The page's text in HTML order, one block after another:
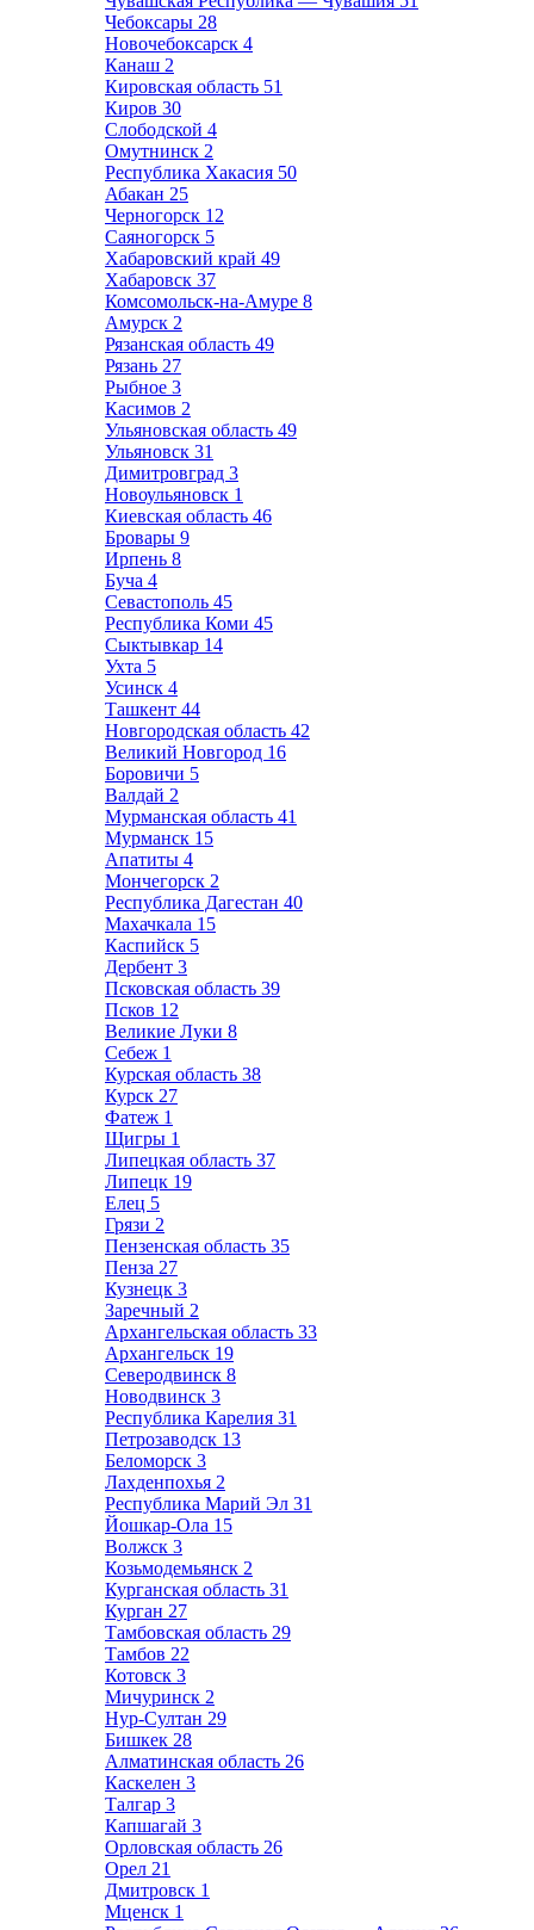
Чебоксары 28
Новочебоксарск 4
Канаш 2
Кировская область 51
Киров 30
Слободской 4
Омутнинск 2
Республика Хакасия 50
Абакан 25
Черногорск 12
Саяногорск 5
Хабаровский край 49
Хабаровск 37
Комсомольск-на-Амуре 8
Амурск 2
Рязанская область 49
Рязань 27
Рыбное 3
Касимов 2
Ульяновская область 49
Ульяновск 31
Димитровград 3
Новоульяновск 1
Киевская область 46
Бровары 9
Ирпень 8
Буча 4
Севастополь 45
Республика Коми 45
Сыктывкар 14
Ухта 5
Усинск 4
Ташкент 44
Новгородская область 42
Великий Новгород 16
Боровичи 5
Валдай 2
Мурманская область 41
Мурманск 15
Апатиты 4
Мончегорск 2
Республика Дагестан 40
Махачкала 15
Каспийск 5
Дербент 3
Псковская область 39
Псков 12
Великие Луки 8
Себеж 1
Курская область 38
Курск 27
Фатеж 1
Щигры 1
Липецкая область 37
Липецк 19
Елец 5
Грязи 2
Пензенская область 35
Пенза 27
Кузнецк 3
Заречный 2
Архангельская область 33
Архангельск 19
Северодвинск 8
Новодвинск 3
Республика Карелия 31
Петрозаводск 13
Беломорск 3
Лахденпохья 2
Республика Марий Эл 31
Йошкар-Ола 15
Волжск 3
Козьмодемьянск 2
Курганская область 31
Курган 27
Тамбовская область 29
Тамбов 22
Котовск 3
Мичуринск 2
Нур-Султан 29
Бишкек 28
Алматинская область 26
Каскелен 3
Талгар 3
Капшагай 3
Орловская область 26
Орел 21
Дмитровск 1
Мценск 1